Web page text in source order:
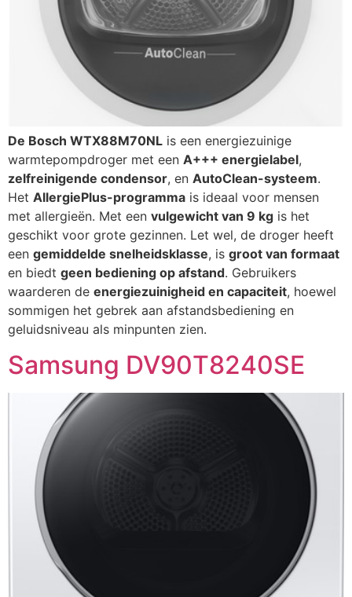
De Bosch WTX88M70NL is een energiezuinige
warmtepompdroger met een A+++ energielabel,
zelfreinigende condensor, en AutoClean-systeem.
Het AllergiePlus-programma is ideaal voor mensen
met allergieën. Met een vulgewicht van 9 kg is het
geschikt voor grote gezinnen. Let wel, de droger heeft
een gemiddelde snelheidsklasse, is groot van formaat
en biedt geen bediening op afstand. Gebruikers
waarderen de energiezuinigheid en capaciteit, hoewel
sommigen het gebrek aan afstandsbediening en
geluidsniveau als minpunten zien.
Samsung DV90T8240SE